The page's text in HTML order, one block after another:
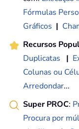
Fórmulas
Gráficos |
Recursos
Duplicatas
|
Colunas ou
Arredondar...
Super PROC:
Procura por